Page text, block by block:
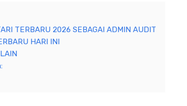
TERBARU 2026 SEBAGAI ADMIN AUDIT
HARI INI